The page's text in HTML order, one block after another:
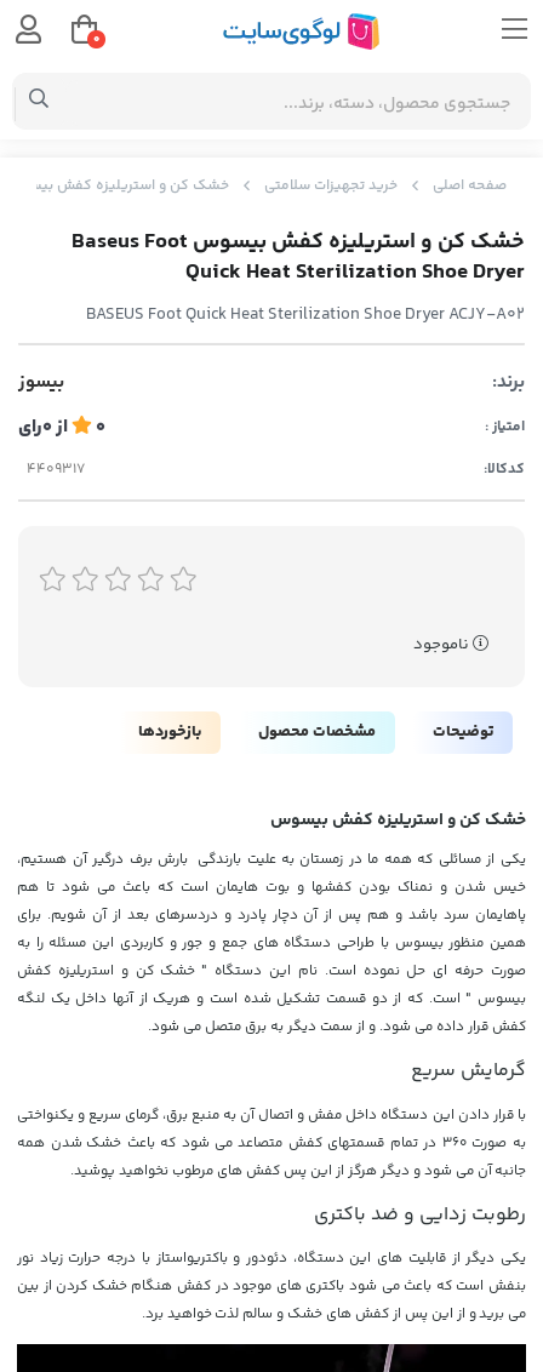
صفحه اصلی خرید تجهیزات سلامتی خشک کن و استریلیزه کفش بیسوس Baseus Foot Quick Heat Sterilization Shoe Dryer
خشک کن و استریلیزه کفش بیسوس Baseus Foot
Quick Heat Sterilization Shoe Dryer
BASEUS Foot Quick Heat Sterilization Shoe Dryer ACJY-A02
برند: بیسوز
امتیاز : 0 از0رای
کدکالا:
ناموجود
توضیحات مشخصات محصول بازخوردها
خشک کن و استریلیزه کفش بیسوس
یکی از مسائلی که همه ما در زمستان به علیت بارندگی بارش برف درگیر آن هستیم،
خیس شدن و نمناک بودن کفشها و بوت هایمان است که باعث می شود تا هم
پاهایمان سرد باشد و هم پس از آن دچار پادرد و دردسرهای بعد از آن شویم. برای
همین منظور بیسوس با طراحی دستگاه های جمع و جور و کاربردی این مسئله را به
صورت حرفه ای حل نموده است. نام این دستگاه " خشک کن و استریلیزه کفش
بیسوس " است. که از دو قسمت تشکیل شده است و هریک از آنها داخل یک لنگه
کفش قرار داده می شود. و از سمت دیگر به برق متصل می شود.
گرمایش سریع
با قرار دادن این دستگاه داخل مفش و اتصال آن به منبع برق، گرمای سریع و یکنواختی
به صورت 360 در تمام قسمتهای کفش متصاعد می شود که باعث خشک شدن همه
جانبه آن می شود و دیگر هرگز از این پس کفش های مرطوب نخواهید پوشید.
رطوبت زدایی و ضد باکتری
یکی دیگر از قابلیت های این دستگاه، دئودور و باکتریواستاز با درجه حرارت زیاد نور
بنفش است که باعث می شود باکتری های موجود در کفش هنگام خشک کردن از بین
می برید و از این پس از کفش های خشک و سالم لذت خواهید برد.
0